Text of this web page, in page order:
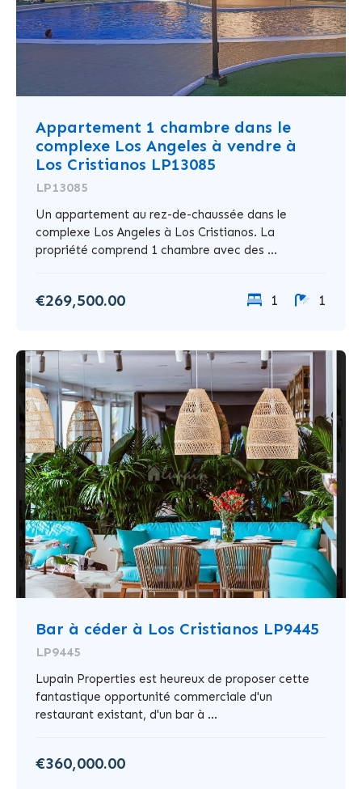
Appartement 1 chambre dans le
complexe Los Angeles à vendre à
Los Cristianos LP13085
LP13085
Un appartement au rez-de-chaussée dans le
complexe Los Angeles à Los Cristianos. La
propriété comprend 1 chambre avec des ...
€269,500.00 1 1
Bar à céder à Los Cristianos LP9445
LP9445
Lupain Properties est heureux de proposer cette
fantastique opportunité commerciale d'un
restaurant existant, d'un bar à ...
€360,000.00